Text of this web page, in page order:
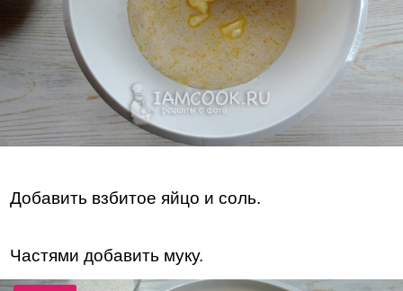
Добавить взбитое яйцо и соль.
Частями добавить муку.